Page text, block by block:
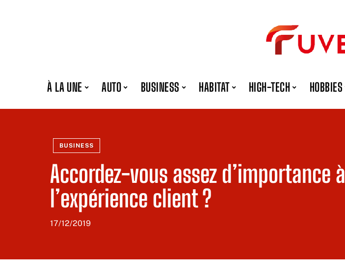
À LA UNE AUTO BUSINESS HABITAT HIGH-TECH HOBBIES
BUSINESS
Accordez-vous assez d’importance à
l’expérience client ?
17/12/2019